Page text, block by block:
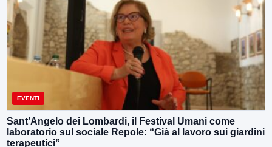
EVENTI
Sant’Angelo dei Lombardi, il Festival Umani come
laboratorio sul sociale Repole: “Già al lavoro sui giardini
terapeutici”